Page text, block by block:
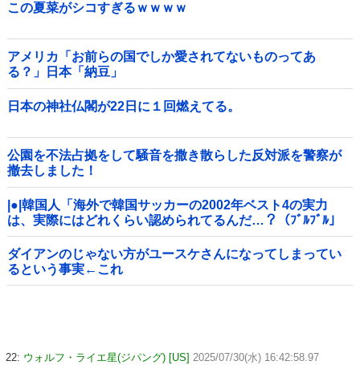
この夏菜がシコすぎるｗｗｗｗ
アメリカ「お前らの国でしか愛されてないものってあ
る？」日本「納豆」
日本の神社仏閣が22日に１回燃えてる。
公園を不法占拠をして騒音を撒き散らした反対派を警察が
撤去しました！
|●|韓国人「海外で韓国サッカーの2002年ベスト4の実力
は、実際にはどれくらい認められてるんだ…？（ﾌﾞﾙﾌﾞﾙ」
＝韓国の反応
ダイアンのじゃない方がユースケさんになってしまってい
るという事実←これ
22: ウォルフ・ライエ星(ジパング) [US] 2025/07/30(水) 16:42:58.97